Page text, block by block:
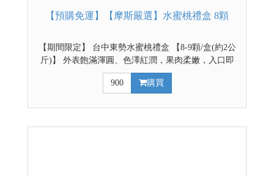
【預購免運】【摩斯嚴選】水蜜桃禮盒 8顆
【期間限定】 台中東勢水蜜桃禮盒 【8-9顆/盒(約2公
斤)】 外表飽滿渾圓、色澤紅潤，果肉柔嫩，入口即
化、甜蜜多汁，散發梨山特有的清冷濃郁香氣，特別
的口感是其他水蜜桃所沒有的，滋味絕不遜於日本水
日起~2026/8/16 【出貨時間】8/6(四)起由東勢區農會
900 購買